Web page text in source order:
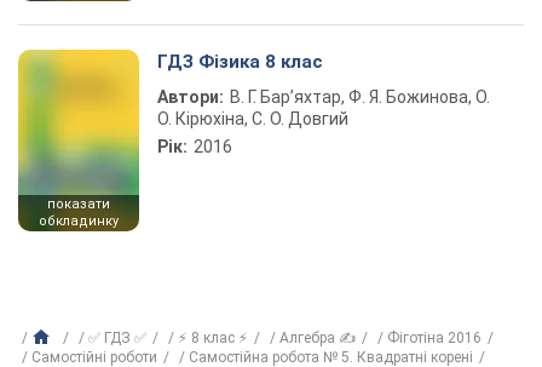
показати
обкладинку
ГДЗ Фізика 8 клас
Автори: В. Г. Бар’яхтар, Ф. Я. Божинова, О.
О. Кірюхіна, С. О. Довгий
Рік: 2016
✅ ГДЗ ✅ ⚡ 8 клас ⚡ Алгебра ✍
Фіготіна 2016
Самостійні роботи
Самостійна робота № 5. Квадратні корені